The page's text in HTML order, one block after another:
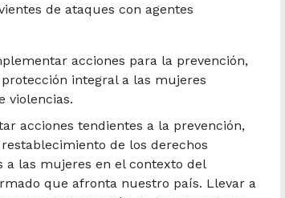
de ataques con agentes
acciones para la prevención,
integral a las mujeres
violencias.
acciones tendientes a la prevención,
de los derechos
a las mujeres en el contexto del
que afronta nuestro país. Llevar a